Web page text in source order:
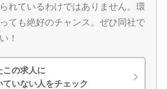
れているわけではありません。環
ても絶好のチャンス。ぜひ同社で
！
この求人に
いない人をチェック